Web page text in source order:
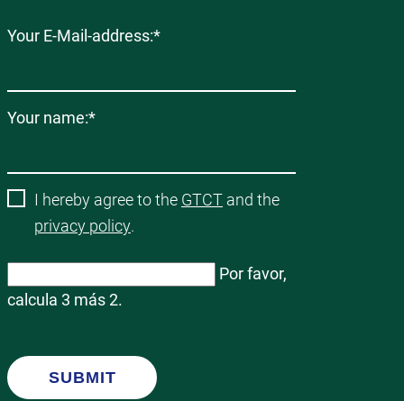
Campo
Your E-Mail-address:*
Campo
Your name:*
I hereby agree to the GTCT and the
privacy policy.
Por favor,
calcula 3 más 2.
SUBMIT